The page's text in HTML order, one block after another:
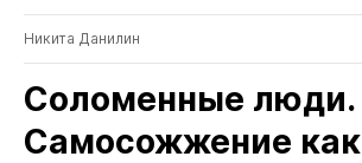
Никита Данилин
Соломенные люди.
Самосожжение как